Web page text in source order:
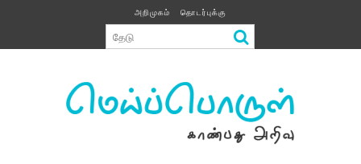
content
அறிமுகம் தொடர்புக்கு